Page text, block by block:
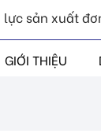
lực sản xuất
GIỚI THIỆU